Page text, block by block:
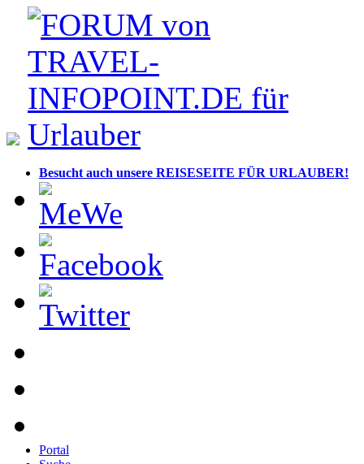
Besucht auch unsere REISESEITE FÜR URLAUBER!
Portal